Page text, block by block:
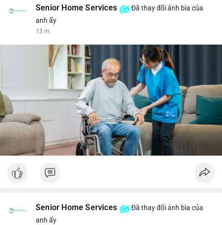
Senior Home Services
Đã thay đổi ảnh bìa của
anh ấy
13 m
Senior Home Services
Đã thay đổi ảnh bìa của
anh ấy